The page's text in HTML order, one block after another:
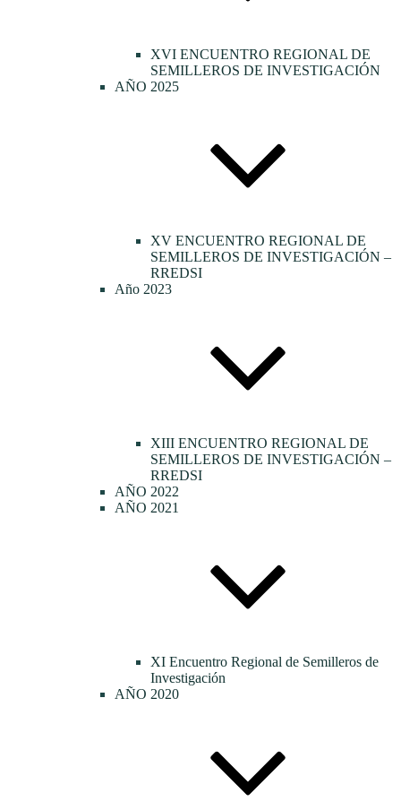
XVI ENCUENTRO REGIONAL DE
SEMILLEROS DE INVESTIGACIÓN
AÑO 2025
XV ENCUENTRO REGIONAL DE
SEMILLEROS DE INVESTIGACIÓN –
RREDSI
Año 2023
XIII ENCUENTRO REGIONAL DE
SEMILLEROS DE INVESTIGACIÓN –
RREDSI
AÑO 2022
AÑO 2021
XI Encuentro Regional de Semilleros de
Investigación
AÑO 2020